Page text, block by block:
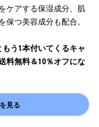
ケアする保湿成分、肌
保つ美容成分も配合。
う1本付いてくるキャ
料無料＆10％オフにな
見る